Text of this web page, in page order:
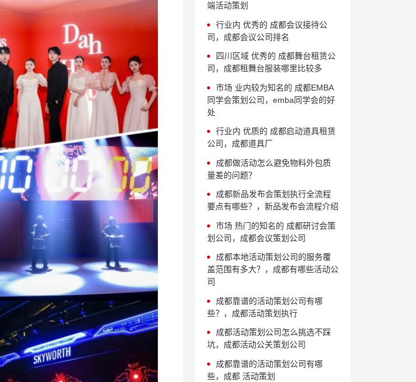
端活动策划
行业内 优秀的 成都会议接待公
司，成都会议公司排名
四川区域 优秀的 成都舞台租赁公
司，成都租舞台服装哪里比较多
市场 业内较为知名的 成都EMBA
同学会策划公司，emba同学会的好
处
行业内 优质的 成都启动道具租赁
公司，成都道具厂
成都做活动怎么避免物料外包质
量差的问题？
成都新品发布会策划执行全流程
要点有哪些？，新品发布会流程介绍
市场 热门的知名的 成都研讨会策
划公司，成都会议策划公司
成都本地活动策划公司的服务覆
盖范围有多大？，成都有哪些活动公
司
成都靠谱的活动策划公司有哪
些？，成都活动策划执行
成都活动策划公司怎么挑选不踩
坑，成都活动公关策划公司
成都靠谱的活动策划公司有哪
些，成都 活动策划